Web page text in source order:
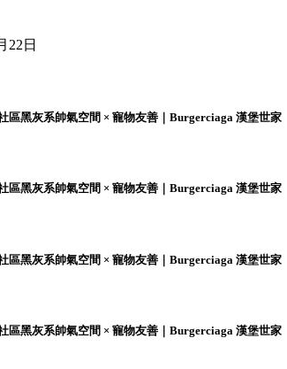
22日
區黑灰系帥氣空間 × 寵物友善｜Burgerciaga 漢堡世家
區黑灰系帥氣空間 × 寵物友善｜Burgerciaga 漢堡世家
區黑灰系帥氣空間 × 寵物友善｜Burgerciaga 漢堡世家
區黑灰系帥氣空間 × 寵物友善｜Burgerciaga 漢堡世家